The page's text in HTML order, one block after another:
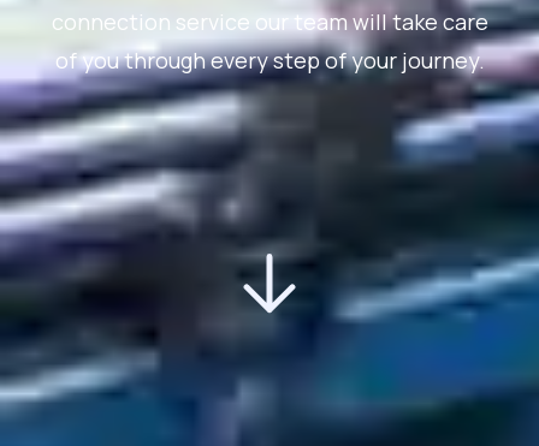
connection service our team will take care
of you through every step of your journey.